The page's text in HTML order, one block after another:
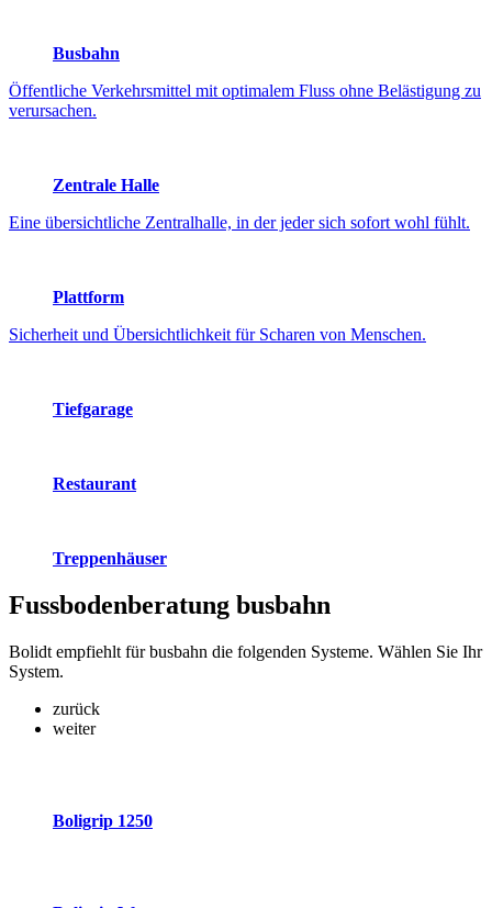
Busbahn
Öffentliche Verkehrsmittel mit optimalem Fluss ohne Belästigung zu
verursachen.
Zentrale Halle
Eine übersichtliche Zentralhalle, in der jeder sich sofort wohl fühlt.
Plattform
Sicherheit und Übersichtlichkeit für Scharen von Menschen.
Tiefgarage
Restaurant
Treppenhäuser
Fussbodenberatung busbahn
Bolidt empfiehlt für busbahn die folgenden Systeme. Wählen Sie Ihr
System.
zurück
weiter
Boligrip 1250